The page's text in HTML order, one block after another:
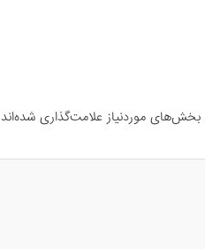
بخش‌های موردنیاز علامت‌گذاری شده‌اند